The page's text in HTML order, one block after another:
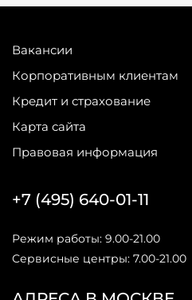
Вакансии
Корпоративным клиентам
Кредит и страхование
Карта сайта
Правовая информация
+7 (495) 640-01-11
Режим работы: 9.00-21.00
Сервисные центры: 7.00-21.00